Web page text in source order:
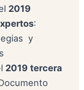
2019
:
y
2019 tercera